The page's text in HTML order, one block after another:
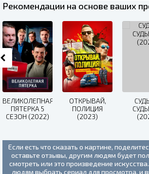
Рекомендации на основе ваших
ВЕЛИКОЛЕПНАЯ
ПЯТЕРКА 5
СЕЗОН (2022)
ОТКРЫВАЙ,
ПОЛИЦИЯ
(2023)
Если есть что сказать о картине,
оставьте отзывы, другим людям будет
смотреть или это произведение
людям выбрать сериал для просмотра, и